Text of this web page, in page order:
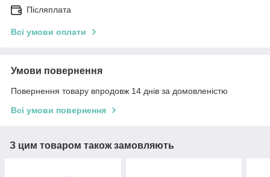
Післяплата
Всі умови оплати
Умови повернення
Повернення товару впродовж 14 днів за домовленістю
Всі умови повернення
З цим товаром також замовляють